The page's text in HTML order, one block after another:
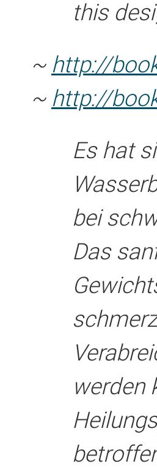
this
~ http://
~ http://
Es hat
bei
Das
werden